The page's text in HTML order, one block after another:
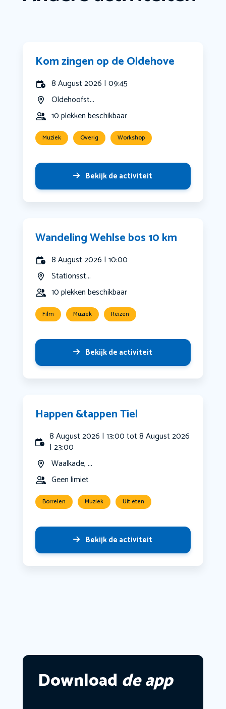
Kom zingen op de Oldehove
8 August 2026 | 09:45
Oldehoofst...
10 plekken beschikbaar
Muziek Overig Workshop
Bekijk de activiteit
Wandeling Wehlse bos 10 km
8 August 2026 | 10:00
Stationsst...
10 plekken beschikbaar
Film Muziek Reizen
Bekijk de activiteit
Happen &tappen Tiel
8 August 2026 | 13:00 tot 8 August 2026
| 23:00
Waalkade, ...
Geen limiet
Borrelen Muziek Uit eten
Bekijk de activiteit
Download de app